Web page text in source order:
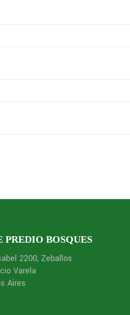
PREDIO BOSQUES
2200, Zeballos
Varela
Aires